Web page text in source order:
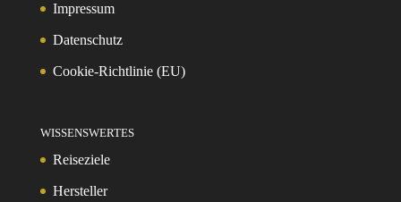
Impressum
Datenschutz
Cookie-Richtlinie (EU)
WISSENSWERTES
Reiseziele
Hersteller